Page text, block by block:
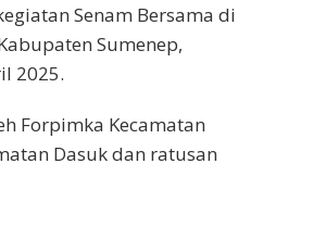
Senam Bersama di
Sumenep,
2025.
Forpimka Kecamatan
Dasuk dan ratusan